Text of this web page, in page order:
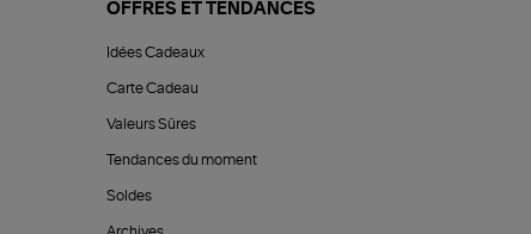
OFFRES ET TENDANCES
Idées Cadeaux
Carte Cadeau
Valeurs Sûres
Tendances du moment
Soldes